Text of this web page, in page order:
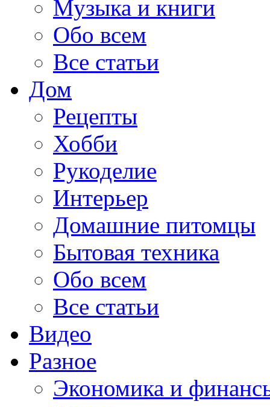
Музыка и книги
Обо всем
Все статьи
Дом
Рецепты
Хобби
Рукоделие
Интерьер
Домашние питомцы
Бытовая техника
Обо всем
Все статьи
Видео
Разное
Экономика и